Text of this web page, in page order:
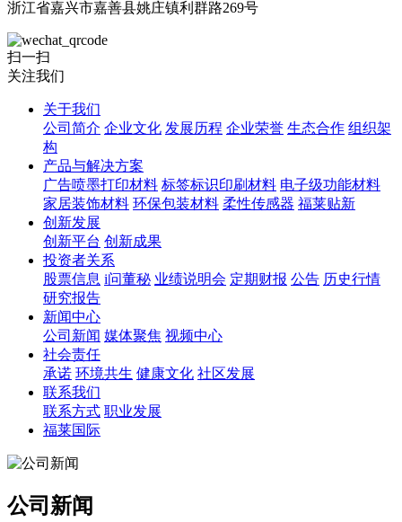
浙江省嘉兴市嘉善县姚庄镇利群路269号
扫一扫
关注我们
关于我们
公司简介 企业文化 发展历程 企业荣誉 生态合作 组织架
构
产品与解决方案
广告喷墨打印材料 标签标识印刷材料 电子级功能材料
家居装饰材料 环保包装材料 柔性传感器 福莱贴新
创新发展
创新平台 创新成果
投资者关系
股票信息 i问董秘 业绩说明会 定期财报 公告 历史行情
研究报告
新闻中心
公司新闻 媒体聚焦 视频中心
社会责任
承诺 环境共生 健康文化 社区发展
联系我们
联系方式 职业发展
福莱国际
公司新闻